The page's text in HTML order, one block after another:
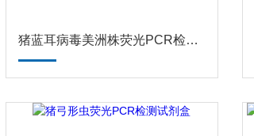
猪蓝耳病毒美洲株荧光PCR检测试剂盒